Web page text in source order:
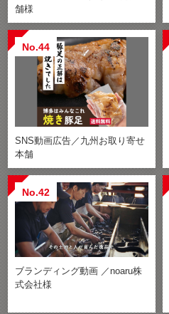
舗様
No.44
SNS動画広告／九州お取り寄せ
本舗
No.42
ブランディング動画 ／noaru株
式会社様